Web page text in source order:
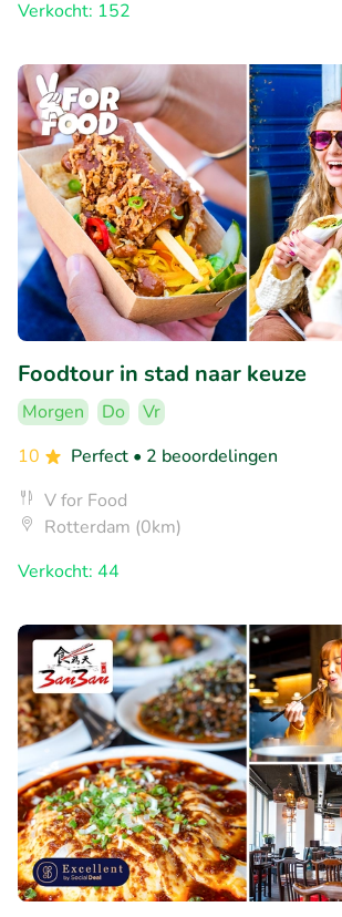
Verkocht: 152
Foodtour in stad naar keuze
Morgen Do
Vr
10
Perfect • 2 beoordelingen
V for Food
Rotterdam (0km)
Verkocht: 44